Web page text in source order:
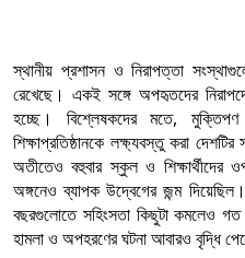
স্থানীয় প্রশাসন ও নিরাপত্তা
রেখেছে। একই সঙ্গে অপহৃতদের
হচ্ছে। বিশ্লেষকদের মতে,
শিক্ষাপ্রতিষ্ঠানকে লক্ষ্যবস্তু করা
অতীতেও বহুবার স্কুল ও শিক্ষার্থীদের
অঙ্গনেও ব্যাপক উদ্বেগের জন্ম
বছরগুলোতে সহিংসতা কিছুটা কমলেও গত
হামলা ও অপহরণের ঘটনা আবারও বৃদ্ধি